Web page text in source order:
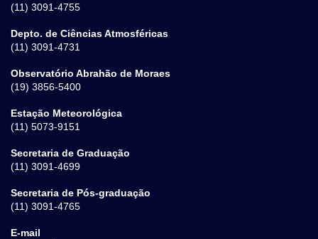
(11) 3091-4755
Depto. de Ciências Atmosféricas
(11) 3091-4731
Observatório Abrahão de Moraes
(19) 3856-5400
Estação Meteorológica
(11) 5073-9151
Secretaria de Graduação
(11) 3091-4699
Secretaria de Pós-graduação
(11) 3091-4765
E-mail